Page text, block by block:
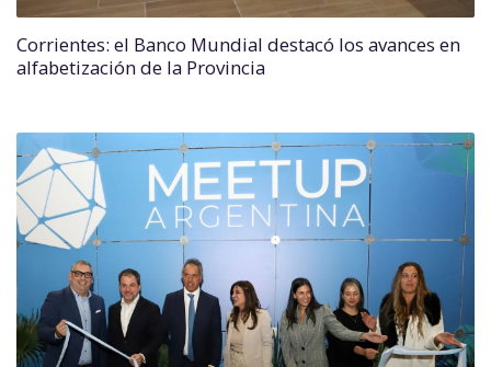
Corrientes: el Banco Mundial destacó los avances en
alfabetización de la Provincia